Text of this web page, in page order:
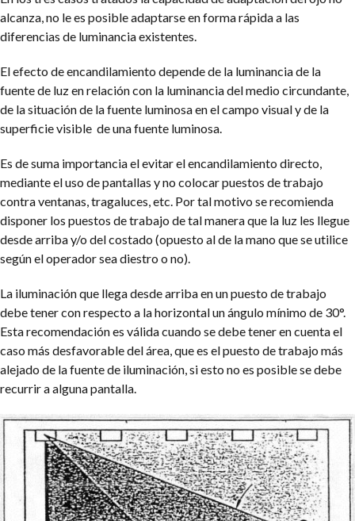
alcanza, no le es posible adaptarse en forma rápida a las
diferencias de luminancia existentes.
El efecto de encandilamiento depende de la luminancia de la
fuente de luz en relación con la luminancia del medio circundante,
de la situación de la fuente luminosa en el campo visual y de la
superficie visible de una fuente luminosa.
Es de suma importancia el evitar el encandilamiento directo,
mediante el uso de pantallas y no colocar puestos de trabajo
contra ventanas, tragaluces, etc. Por tal motivo se recomienda
disponer los puestos de trabajo de tal manera que la luz les llegue
desde arriba y/o del costado (opuesto al de la mano que se utilice
según el operador sea diestro o no).
La iluminación que llega desde arriba en un puesto de trabajo
debe tener con respecto a la horizontal un ángulo mínimo de 30°.
Esta recomendación es válida cuando se debe tener en cuenta el
caso más desfavorable del área, que es el puesto de trabajo más
alejado de la fuente de iluminación, si esto no es posible se debe
recurrir a alguna pantalla.